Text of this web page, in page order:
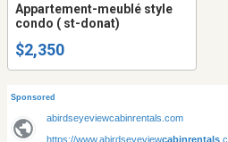
Appartement-meublé style
condo ( st-donat)
$2,350